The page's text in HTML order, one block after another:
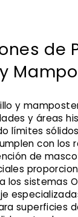
de
y
y áreas
límites
con los
de
los sistemas
superficies